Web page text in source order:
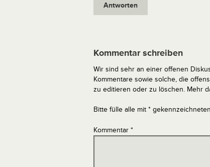
Antworten
Kommentar schreiben
Wir sind sehr an einer offenen
Kommentare sowie solche, die
zu editieren oder zu löschen. Mehr
Bitte fülle alle mit *
Kommentar *